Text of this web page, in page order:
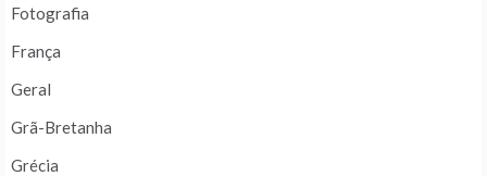
Fotografia
França
Geral
Grã-Bretanha
Grécia